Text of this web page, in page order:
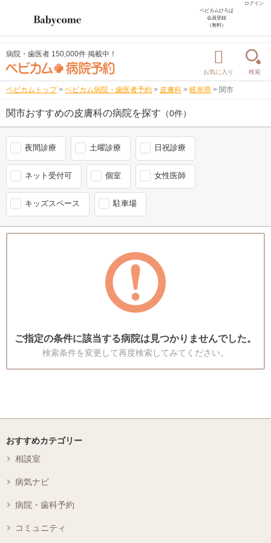
ログイン
ベビカムひろば
会員登録
（無料）
病院・歯医者 150,000件 掲載中！
お気に入り 検索
ベビカムトップ > ベビカム病院・歯医者予約 > 皮膚科 > 岐阜県 > 関市
関市おすすめの皮膚科の病院を探す （0件）
夜間診療 土曜診療 日祝診療
ネット受付可 個室 女性医師
キッズスペース 駐車場
ご指定の条件に該当する病院は見つかりませんでした。
検索条件を変更して再度検索してみてください。
おすすめカテゴリー
相談室
病気ナビ
病院・歯科予約
コミュニティ